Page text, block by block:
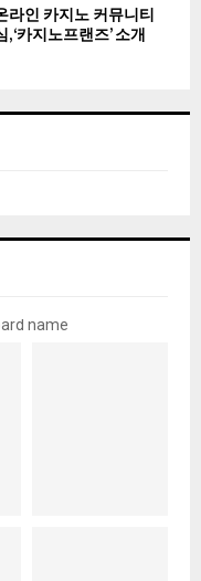
라인 카지노 커뮤니티
, ‘카지노프랜즈’ 소개
name